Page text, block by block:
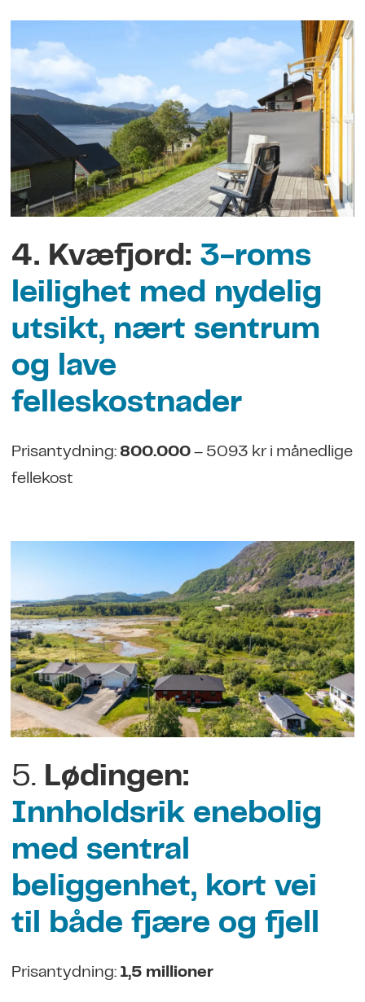
4. Kvæfjord: 3-roms
leilighet med nydelig
utsikt, nært sentrum
og lave
felleskostnader
Prisantydning: 800.000– 5093 kr i månedlige
fellekost
5. Lødingen:
Innholdsrik enebolig
med sentral
beliggenhet, kort vei
til både fjære og fjell
Prisantydning: 1,5 millioner